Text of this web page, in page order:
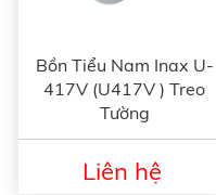
Bồn Tiểu Nam Inax U-
417V (U417V ) Treo
Tường
Liên hệ